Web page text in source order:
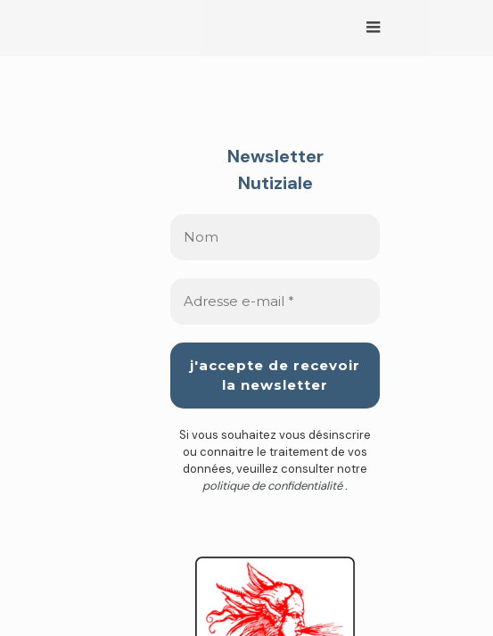
Newsletter
Nutiziale
Si vous souhaitez vous désinscrire
ou connaitre le traitement de vos
données, veuillez consulter notre
politique de confidentialité .